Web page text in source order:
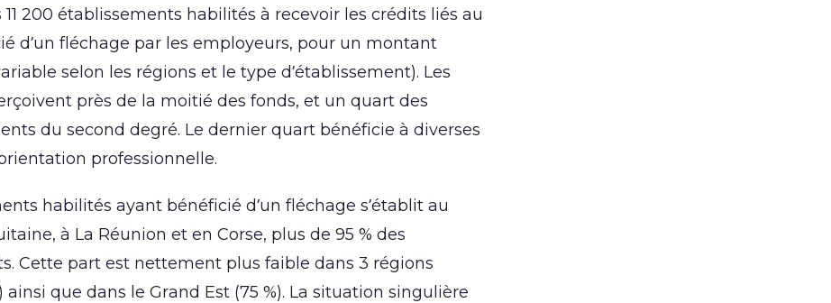
200 établissements habilités à recevoir les crédits liés au
d’un fléchage par les employeurs, pour un montant
selon les régions et le type d’établissement). Les
près de la moitié des fonds, et un quart des
du second degré. Le dernier quart bénéficie à diverses
professionnelle.
habilités ayant bénéficié d’un fléchage s’établit au
à La Réunion et en Corse, plus de 95 % des
Cette part est nettement plus faible dans 3 régions
que dans le Grand Est (75 %). La situation singulière